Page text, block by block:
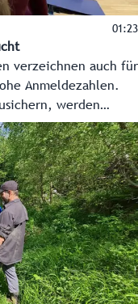
01:23
verzeichnen auch für
Anmeldezahlen.
werden
für die